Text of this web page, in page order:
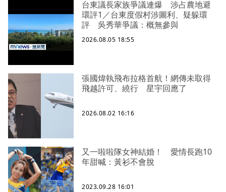
台東議長家族爭議連爆 涉占農地避
環評1／台東度假村涉圖利、疑躲環
評 吳秀華爭議：概無參與
2026.08.05 18:55
張國煒執飛布拉格首航！網傳未取得
飛越許可、繞行 星宇回應了
2026.08.02 16:16
又一啦啦隊女神結婚！ 愛情長跑10
年甜喊：黃衫不會脫
2023.09.28 16:01